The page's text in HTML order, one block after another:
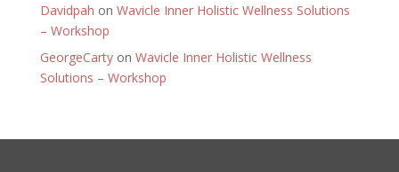
Davidpah on Wavicle Inner Holistic Wellness Solutions
– Workshop
GeorgeCartyon Wavicle Inner Holistic Wellness
Solutions – Workshop